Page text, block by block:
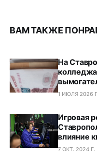
ВАМ ТАКЖЕ
На
1 ИЮЛЯ 2026
Игровая
влияние
7 ОКТ. 2024 Г.